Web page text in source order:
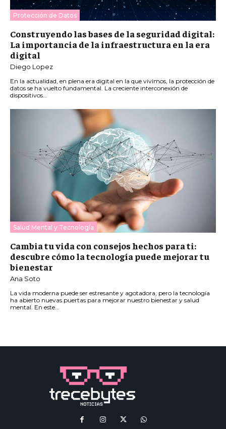
Protección de Datos
Construyendo las bases de la seguridad digital:
La importancia de la infraestructura en la era
digital
Diego Lopez
En la actualidad, en plena era digital en la que vivimos, la protección de
datos se ha vuelto fundamental. La creciente interconexión de
dispositivos...
Salud Mental y Tecnología
Cambia tu vida con consejos hechos para ti:
descubre cómo la tecnología puede mejorar tu
bienestar
Ana Soto
La vida moderna puede ser estresante y agotadora, pero la tecnología
ha abierto nuevas puertas para mejorar nuestro bienestar y salud
mental. En este...